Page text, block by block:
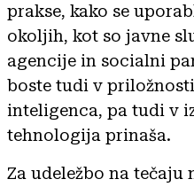
prakse, kako se
okoljih, kot so javne
agencije in socialni
boste tudi v
inteligenca, pa tudi v
tehnologija prinaša.
Za udeležbo na